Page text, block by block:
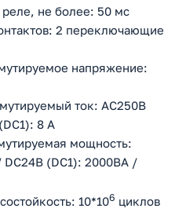
не более: 50 мс
2 переключающие
напряжение:
ток: АС250В
8 А
мощность:
(DC1): 2000ВА /
10*106 циклов